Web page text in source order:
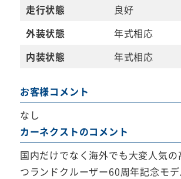
走行状態
良好
外装状態
年式相応
内装状態
年式相応
お客様コメント
なし
カーネクストのコメント
国内だけでなく海外でも大変人気
つランドクルーザー60周年記念モ